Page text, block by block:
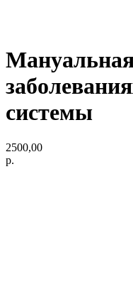
системы
2500,00
р.